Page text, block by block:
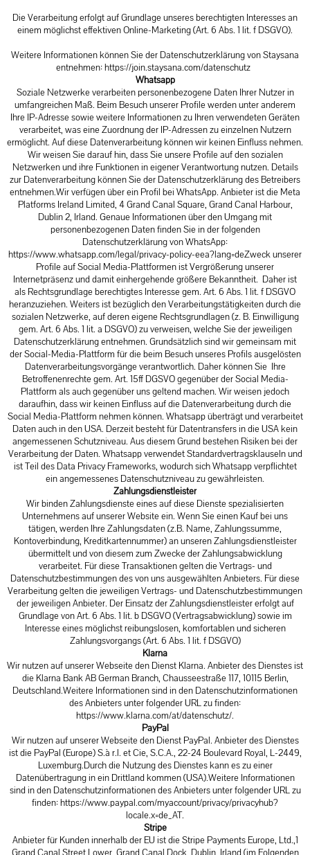
Die Verarbeitung erfolgt auf Grundlage unseres berechtigten Interesses an
einem möglichst effektiven Online-Marketing (Art. 6 Abs. 1 lit. f DSGVO).
Weitere Informationen können Sie der Datenschutzerklärung von Staysana
entnehmen:https://join.staysana.com/datenschutz
Whatsapp
Soziale Netzwerke verarbeiten personenbezogene Daten Ihrer Nutzer in
umfangreichen Maß. Beim Besuch unserer Profile werden unter anderem
Ihre IP-Adresse sowie weitere Informationen zu Ihren verwendeten Geräten
verarbeitet, was eine Zuordnung der IP-Adressen zu einzelnen Nutzern
ermöglicht. Auf diese Datenverarbeitung können wir keinen Einfluss nehmen.
Wir weisen Sie darauf hin, dass Sie unsere Profile auf den sozialen
Netzwerken und ihre Funktionen in eigener Verantwortung nutzen. Details
zur Datenverarbeitung können Sie der Datenschutzerklärung des Betreibers
entnehmen.Wir verfügen über ein Profil bei WhatsApp. Anbieter ist die Meta
Platforms Ireland Limited, 4 Grand Canal Square, Grand Canal Harbour,
Dublin 2, Irland. Genaue Informationen über den Umgang mit
personenbezogenen Daten finden Sie in der folgenden
Datenschutzerklärung von WhatsApp:
https://www.whatsapp.com/legal/privacy-policy-eea?lang=deZweckunserer
Profile auf Social Media-Plattformen ist Vergrößerung unserer
Internetpräsenz und damit einhergehende größere Bekanntheit. Daher ist
als Rechtsgrundlage berechtigtes Interesse gem. Art. 6 Abs. 1 lit. f DSGVO
heranzuziehen. Weiters ist bezüglich den Verarbeitungstätigkeiten durch die
sozialen Netzwerke, auf deren eigene Rechtsgrundlagen (z. B. Einwilligung
gem. Art. 6 Abs. 1 lit. a DSGVO) zu verweisen, welche Sie der jeweiligen
Datenschutzerklärung entnehmen. Grundsätzlich sind wir gemeinsam mit
der Social-Media-Plattform für die beim Besuch unseres Profils ausgelösten
Datenverarbeitungsvorgänge verantwortlich. Daher können Sie Ihre
Betroffenenrechte gem. Art. 15ff DGSVO gegenüber der Social Media-
Plattform als auch gegenüber uns geltend machen. Wir weisen jedoch
daraufhin, dass wir keinen Einfluss auf die Datenverarbeitung durch die
Social Media-Plattform nehmen können. Whatsapp überträgt und verarbeitet
Daten auch in den USA. Derzeit besteht für Datentransfers in die USA kein
angemessenen Schutzniveau. Aus diesem Grund bestehen Risiken bei der
Verarbeitung der Daten. Whatsapp verwendet Standardvertragsklauseln und
ist Teil des Data Privacy Frameworks, wodurch sich Whatsapp verpflichtet
ein angemessenes Datenschutzniveau zu gewährleisten.
Zahlungsdienstleister
Wir binden Zahlungsdienste eines auf diese Dienste spezialisierten
Unternehmens auf unserer Website ein. Wenn Sie einen Kauf bei uns
tätigen, werden Ihre Zahlungsdaten (z.B. Name, Zahlungssumme,
Kontoverbindung, Kreditkartennummer) an unseren Zahlungsdienstleister
übermittelt und von diesem zum Zwecke der Zahlungsabwicklung
verarbeitet. Für diese Transaktionen gelten die Vertrags- und
Datenschutzbestimmungen des von uns ausgewählten Anbieters. Für diese
Verarbeitung gelten die jeweiligen Vertrags- und Datenschutzbestimmungen
der jeweiligen Anbieter. Der Einsatz der Zahlungsdienstleister erfolgt auf
Grundlage von Art. 6 Abs. 1 lit. b DSGVO (Vertragsabwicklung) sowie im
Interesse eines möglichst reibungslosen, komfortablen und sicheren
Zahlungsvorgangs (Art. 6 Abs. 1 lit. f DSGVO)
Klarna
Wir nutzen auf unserer Webseite den Dienst Klarna. Anbieter des Dienstes ist
die Klarna Bank AB German Branch, Chausseestraße 117, 10115 Berlin,
Deutschland.Weitere Informationen sind in den Datenschutzinformationen
des Anbieters unter folgender URL zu finden:
https://www.klarna.com/at/datenschutz/.
PayPal
Wir nutzen auf unserer Webseite den Dienst PayPal. Anbieter des Dienstes
ist die PayPal (Europe) S.à r.l. et Cie, S.C.A., 22-24 Boulevard Royal, L-2449,
Luxemburg.Durch die Nutzung des Dienstes kann es zu einer
Datenübertragung in ein Drittland kommen (USA).Weitere Informationen
sind in den Datenschutzinformationen des Anbieters unter folgender URL zu
finden:https://www.paypal.com/myaccount/privacy/privacyhub?
locale.x=de_AT.
Stripe
Anbieter für Kunden innerhalb der EU ist die Stripe Payments Europe, Ltd.,1